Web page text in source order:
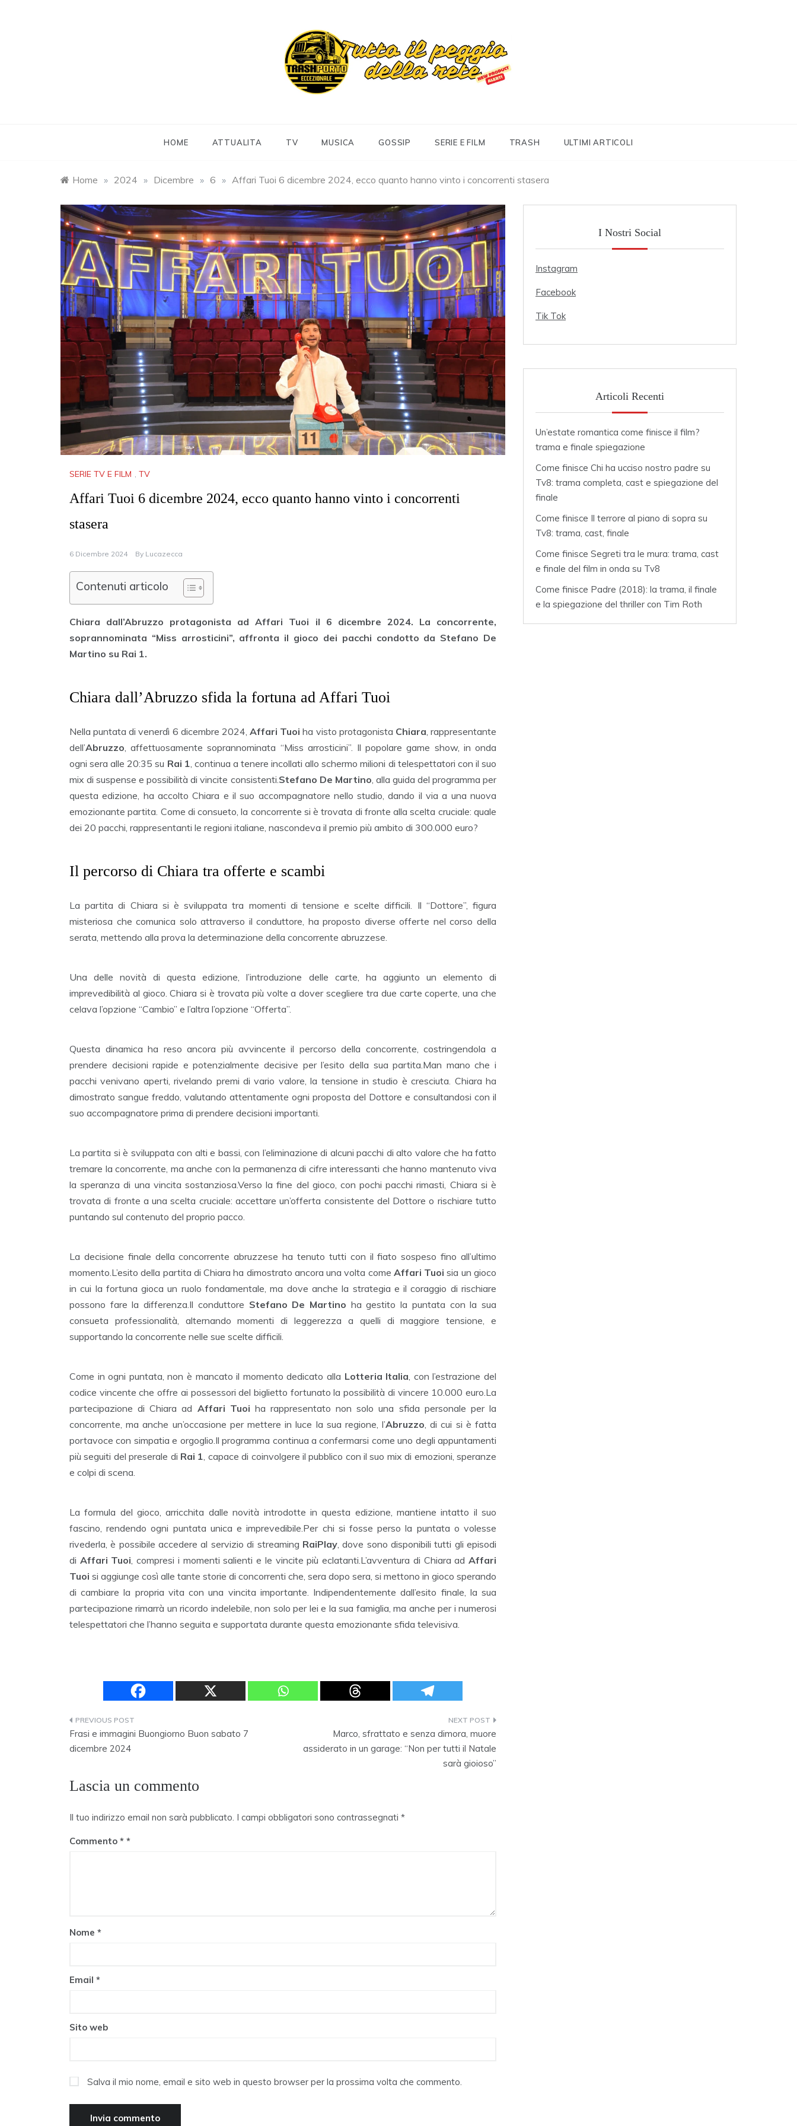
HOME ATTUALITA TV MUSICA GOSSIP SERIE E FILM TRASH ULTIMI ARTICOLI
Home » 2024 » Dicembre » 6 » Affari Tuoi 6 dicembre 2024, ecco quanto hanno vinto i concorrenti stasera
SERIE TV E FILM , TV
Affari Tuoi 6 dicembre 2024, ecco quanto hanno vinto i concorrenti
stasera
6 Dicembre 2024 By Lucazecca
Contenuti articolo
Chiara dall’Abruzzo protagonista ad Affari Tuoi il 6 dicembre 2024. La concorrente,
soprannominata “Miss arrosticini”, affronta il gioco dei pacchi condotto da Stefano De
Martino su Rai 1.
Chiara dall’Abruzzo sfida la fortuna ad Affari Tuoi
Nella puntata di venerdì 6 dicembre 2024,Affari Tuoi ha visto protagonista Chiara , rappresentante
dell’Abruzzo , affettuosamente soprannominata “Miss arrosticini”. Il popolare game show, in onda
ogni sera alle 20:35 su Rai 1 , continua a tenere incollati allo schermo milioni di telespettatori con il suo
mix di suspense e possibilità di vincite consistenti. Stefano De Martino , alla guida del programma per
questa edizione, ha accolto Chiara e il suo accompagnatore nello studio, dando il via a una nuova
emozionante partita. Come di consueto, la concorrente si è trovata di fronte alla scelta cruciale: quale
dei 20 pacchi, rappresentanti le regioni italiane, nascondeva il premio più ambito di 300.000 euro?
Il percorso di Chiara tra offerte e scambi
La partita di Chiara si è sviluppata tra momenti di tensione e scelte difficili. Il “Dottore”, figura
misteriosa che comunica solo attraverso il conduttore, ha proposto diverse offerte nel corso della
serata, mettendo alla prova la determinazione della concorrente abruzzese.
Una delle novità di questa edizione, l’introduzione delle carte, ha aggiunto un elemento di
imprevedibilità al gioco. Chiara si è trovata più volte a dover scegliere tra due carte coperte, una che
celava l’opzione “Cambio” e l’altra l’opzione “Offerta”.
Questa dinamica ha reso ancora più avvincente il percorso della concorrente, costringendola a
prendere decisioni rapide e potenzialmente decisive per l’esito della sua partita.Man mano che i
pacchi venivano aperti, rivelando premi di vario valore, la tensione in studio è cresciuta. Chiara ha
dimostrato sangue freddo, valutando attentamente ogni proposta del Dottore e consultandosi con il
suo accompagnatore prima di prendere decisioni importanti.
La partita si è sviluppata con alti e bassi, con l’eliminazione di alcuni pacchi di alto valore che ha fatto
tremare la concorrente, ma anche con la permanenza di cifre interessanti che hanno mantenuto viva
la speranza di una vincita sostanziosa.Verso la fine del gioco, con pochi pacchi rimasti, Chiara si è
trovata di fronte a una scelta cruciale: accettare un’offerta consistente del Dottore o rischiare tutto
puntando sul contenuto del proprio pacco.
La decisione finale della concorrente abruzzese ha tenuto tutti con il fiato sospeso fino all’ultimo
momento.L’esito della partita di Chiara ha dimostrato ancora una volta come Affari Tuoi sia un gioco
in cui la fortuna gioca un ruolo fondamentale, ma dove anche la strategia e il coraggio di rischiare
possono fare la differenza.Il conduttore Stefano De Martino ha gestito la puntata con la sua
consueta professionalità, alternando momenti di leggerezza a quelli di maggiore tensione, e
supportando la concorrente nelle sue scelte difficili.
Come in ogni puntata, non è mancato il momento dedicato alla Lotteria Italia , con l’estrazione del
codice vincente che offre ai possessori del biglietto fortunato la possibilità di vincere 10.000 euro.La
partecipazione di Chiara ad Affari Tuoi ha rappresentato non solo una sfida personale per la
concorrente, ma anche un’occasione per mettere in luce la sua regione, l’Abruzzo , di cui si è fatta
portavoce con simpatia e orgoglio.Il programma continua a confermarsi come uno degli appuntamenti
più seguiti del preserale di Rai 1 , capace di coinvolgere il pubblico con il suo mix di emozioni, speranze
e colpi di scena.
La formula del gioco, arricchita dalle novità introdotte in questa edizione, mantiene intatto il suo
fascino, rendendo ogni puntata unica e imprevedibile.Per chi si fosse perso la puntata o volesse
rivederla, è possibile accedere al servizio di streaming RaiPlay, dove sono disponibili tutti gli episodi
di Affari Tuoi , compresi i momenti salienti e le vincite più eclatanti.L’avventura di Chiara adAffari
Tuoi si aggiunge così alle tante storie di concorrenti che, sera dopo sera, si mettono in gioco sperando
di cambiare la propria vita con una vincita importante. Indipendentemente dall’esito finale, la sua
partecipazione rimarrà un ricordo indelebile, non solo per lei e la sua famiglia, ma anche per i numerosi
telespettatori che l’hanno seguita e supportata durante questa emozionante sfida televisiva.
Navigazione
articoli
Frasi e immagini Buongiorno Buon sabato 7
dicembre 2024
Marco, sfrattato e senza dimora, muore
assiderato in un garage: “Non per tutti il Natale
sarà gioioso”
Lascia un commento
Il tuo indirizzo email non sarà pubblicato. I campi obbligatori sono contrassegnati *
Commento *
Nome *
Email *
Sito web
Salva il mio nome, email e sito web in questo browser per la prossima volta che commento.
I Nostri Social
Instagram
Facebook
Tik Tok
Articoli Recenti
Un’estate romantica come finisce il film?
trama e finale spiegazione
Come finisce Chi ha ucciso nostro padre su
Tv8: trama completa, cast e spiegazione del
finale
Come finisce Il terrore al piano di sopra su
Tv8: trama, cast, finale
Come finisce Segreti tra le mura: trama, cast
e finale del film in onda su Tv8
Come finisce Padre (2018): la trama, il finale
e la spiegazione del thriller con Tim Roth